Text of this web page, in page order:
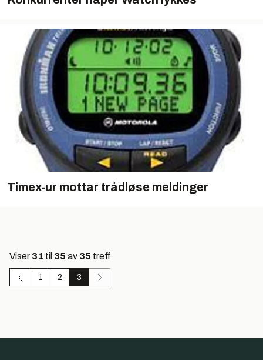
Timex-ur mottar trådløse meldinger
Viser 31 til 35 av 35 treff
1 2 3